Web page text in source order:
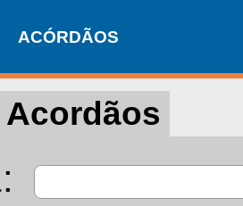
ACÓRDÃOS
Acordãos